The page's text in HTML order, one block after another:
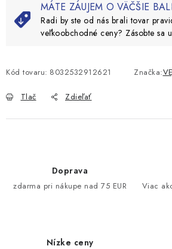
MÁTE ZÁUJEM O VÄČŠIE
Radi by ste od nás brali tovar
veľkoobchodné ceny? Zásobte sa
Kód tovaru: 8032532912621 Značka:
Tlač Zdieľať
Doprava
zdarma pri nákupe nad 75 EUR Viac
Nízke ceny